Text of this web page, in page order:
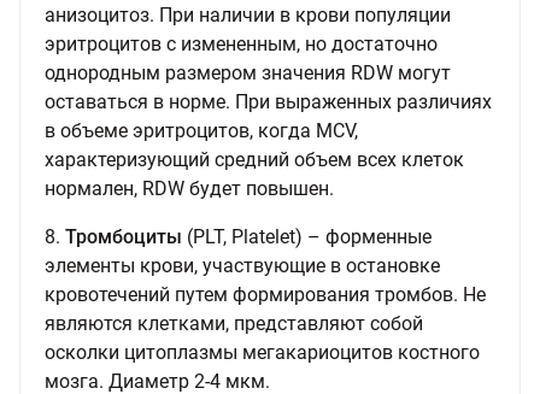
анизоцитоз. При наличии в крови популяции
эритроцитов с измененным, но достаточно
однородным размером значения RDW могут
оставаться в норме. При выраженных различиях
в объеме эритроцитов, когда MCV,
характеризующий средний объем всех клеток
нормален, RDW будет повышен.
8. Тромбоциты (PLT, Platelet) – форменные
элементы крови, участвующие в остановке
кровотечений путем формирования тромбов. Не
являются клетками, представляют собой
осколки цитоплазмы мегакариоцитов костного
мозга. Диаметр 2-4 мкм.